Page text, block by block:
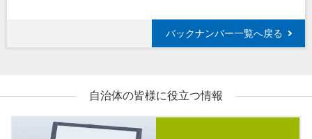
バックナンバー一覧へ戻る
自治体の皆様に役立つ情報